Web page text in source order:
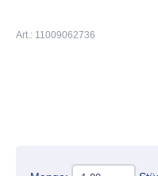
Art.: 11009062736